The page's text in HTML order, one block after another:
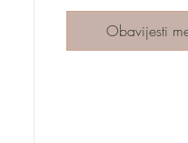
Obavijesti